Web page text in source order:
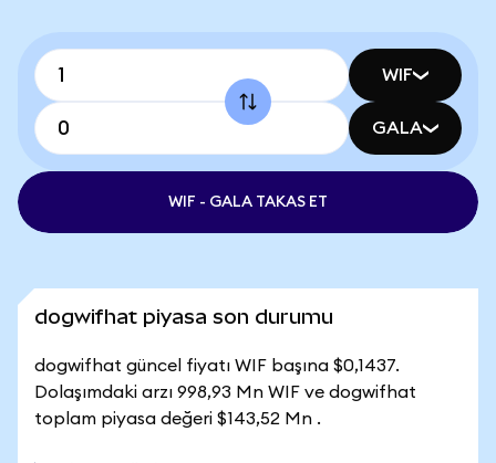
WIF
GALA
WIF - GALA TAKAS ET
dogwifhat piyasa son durumu
dogwifhat güncel fiyatı WIF başına $0,1437.
Dolaşımdaki arzı 998,93 Mn WIF ve dogwifhat
toplam piyasa değeri $143,52 Mn .